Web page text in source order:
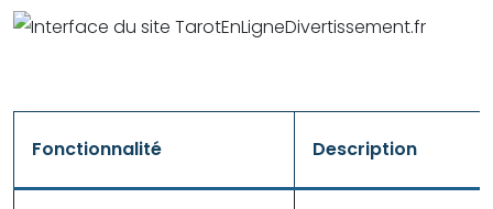
Fonctionnalité Description